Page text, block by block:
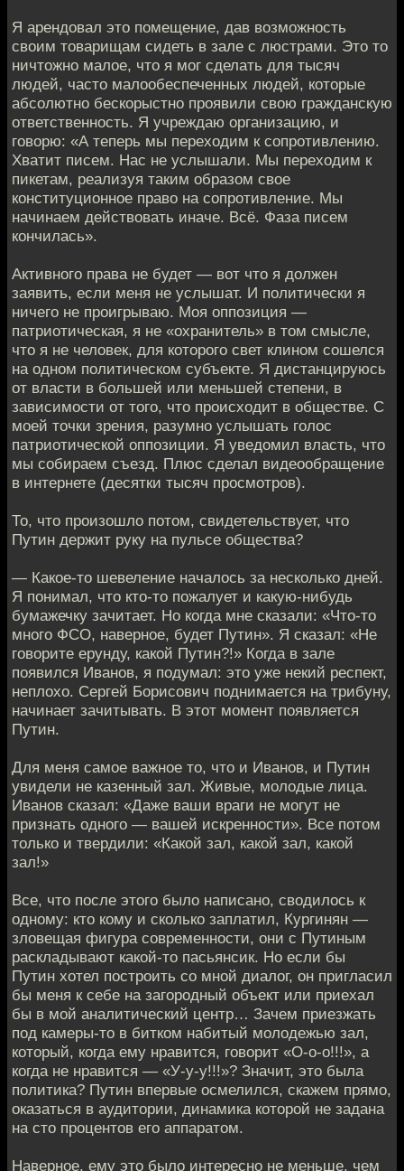
Я арендовал это помещение, дав возможность
своим товарищам сидеть в зале с люстрами. Это то
ничтожно малое, что я мог сделать для тысяч
людей, часто малообеспеченных людей, которые
абсолютно бескорыстно проявили свою гражданскую
ответственность. Я учреждаю организацию, и
говорю: «А теперь мы переходим к сопротивлению.
Хватит писем. Нас не услышали. Мы переходим к
пикетам, реализуя таким образом свое
конституционное право на сопротивление. Мы
начинаем действовать иначе. Всё. Фаза писем
кончилась».
Активного права не будет — вот что я должен
заявить, если меня не услышат. И политически я
ничего не проигрываю. Моя оппозиция —
патриотическая, я не «охранитель» в том смысле,
что я не человек, для которого свет клином сошелся
на одном политическом субъекте. Я дистанцируюсь
от власти в большей или меньшей степени, в
зависимости от того, что происходит в обществе. С
моей точки зрения, разумно услышать голос
патриотической оппозиции. Я уведомил власть, что
мы собираем съезд. Плюс сделал видеообращение
в интернете (десятки тысяч просмотров).
То, что произошло потом, свидетельствует, что
Путин держит руку на пульсе общества?
— Какое-то шевеление началось за несколько дней.
Я понимал, что кто-то пожалует и какую-нибудь
бумажечку зачитает. Но когда мне сказали: «Что-то
много ФСО, наверное, будет Путин». Я сказал: «Не
говорите ерунду, какой Путин?!» Когда в зале
появился Иванов, я подумал: это уже некий респект,
неплохо. Сергей Борисович поднимается на трибуну,
начинает зачитывать. В этот момент появляется
Путин.
Для меня самое важное то, что и Иванов, и Путин
увидели не казенный зал. Живые, молодые лица.
Иванов сказал: «Даже ваши враги не могут не
признать одного — вашей искренности». Все потом
только и твердили: «Какой зал, какой зал, какой
зал!»
Все, что после этого было написано, сводилось к
одному: кто кому и сколько заплатил, Кургинян —
зловещая фигура современности, они с Путиным
раскладывают какой-то пасьянсик. Но если бы
Путин хотел построить со мной диалог, он пригласил
бы меня к себе на загородный объект или приехал
бы в мой аналитический центр… Зачем приезжать
под камеры-то в битком набитый молодежью зал,
который, когда ему нравится, говорит «О-о-о!!!», а
когда не нравится — «У-у-у!!!»? Значит, это была
политика? Путин впервые осмелился, скажем прямо,
оказаться в аудитории, динамика которой не задана
на сто процентов его аппаратом.
Наверное, ему это было интересно не меньше, чем